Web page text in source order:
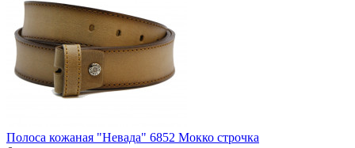
Полоса кожаная "Невада" 6852 Мокко строчка